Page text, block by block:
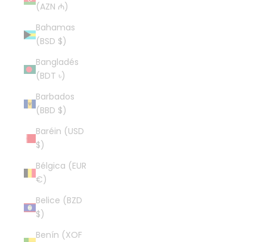
(AZN ₼)
Bahamas
(BSD $)
Bangladés
(BDT ৳)
Barbados
(BBD $)
Baréin (USD
$)
Bélgica (EUR
€)
Belice (BZD
$)
Benín (XOF